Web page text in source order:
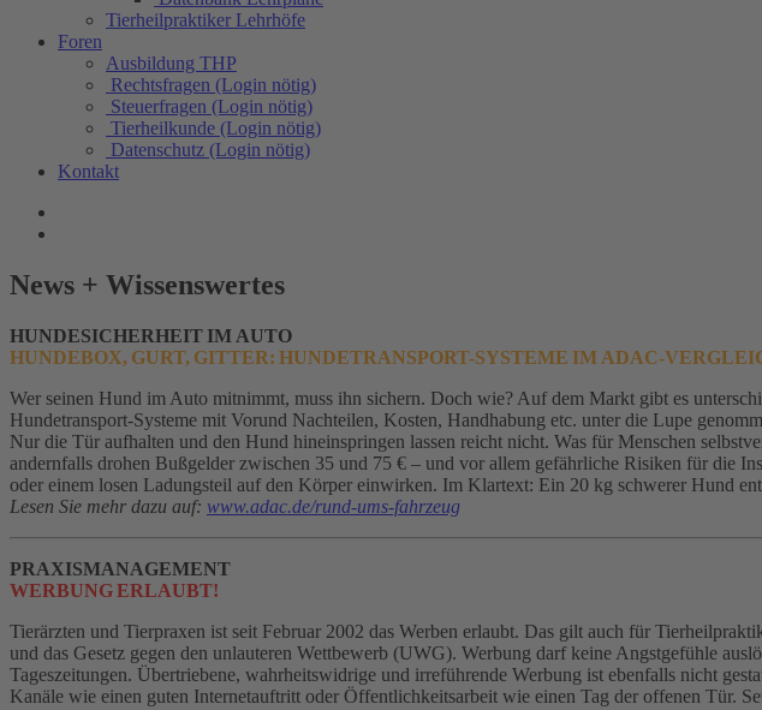
Tierheilpraktiker Lehrhöfe
Foren
Ausbildung THP
Rechtsfragen (Login nötig)
Steuerfragen (Login nötig)
Tierheilkunde (Login nötig)
Datenschutz (Login nötig)
Kontakt
News + Wissenswertes
HUNDESICHERHEIT IM AUTO
HUNDEBOX, GURT, GITTER: HUNDETRANSPORT-SYSTEME IM ADAC-
Wer seinen Hund im Auto mitnimmt, muss ihn sichern. Doch wie? Auf dem Markt gibt es
Hundetransport-Systeme mit Vorund Nachteilen, Kosten, Handhabung etc. unter die Lupe
Nur die Tür aufhalten und den Hund hineinspringen lassen reicht nicht. Was für Menschen
andernfalls drohen Bußgelder zwischen 35 und 75 € – und vor allem gefährliche Risiken für die
oder einem losen Ladungsteil auf den Körper einwirken. Im Klartext: Ein 20 kg schwerer Hund
Lesen Sie mehr dazu auf: www.adac.de/rund-ums-fahrzeug
PRAXISMANAGEMENT
WERBUNG ERLAUBT!
Tierärzten und Tierpraxen ist seit Februar 2002 das Werben erlaubt. Das gilt auch für
und das Gesetz gegen den unlauteren Wettbewerb (UWG). Werbung darf keine Angstgefühle
Tageszeitungen. Übertriebene, wahrheitswidrige und irreführende Werbung ist ebenfalls nicht
Kanäle wie einen guten Internetauftritt oder Öffentlichkeitsarbeit wie einen Tag der offenen Tür.